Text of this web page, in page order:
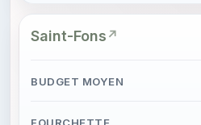
Saint-Fons